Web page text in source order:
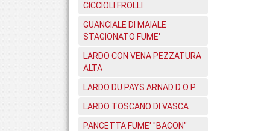
CICCIOLI FROLLI
GUANCIALE DI MAIALE
STAGIONATO FUME'
LARDO CON VENA PEZZATURA
ALTA
LARDO DU PAYS ARNAD D O P
LARDO TOSCANO DI VASCA
PANCETTA FUME' "BACON"